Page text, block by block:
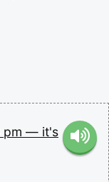
pm — it's